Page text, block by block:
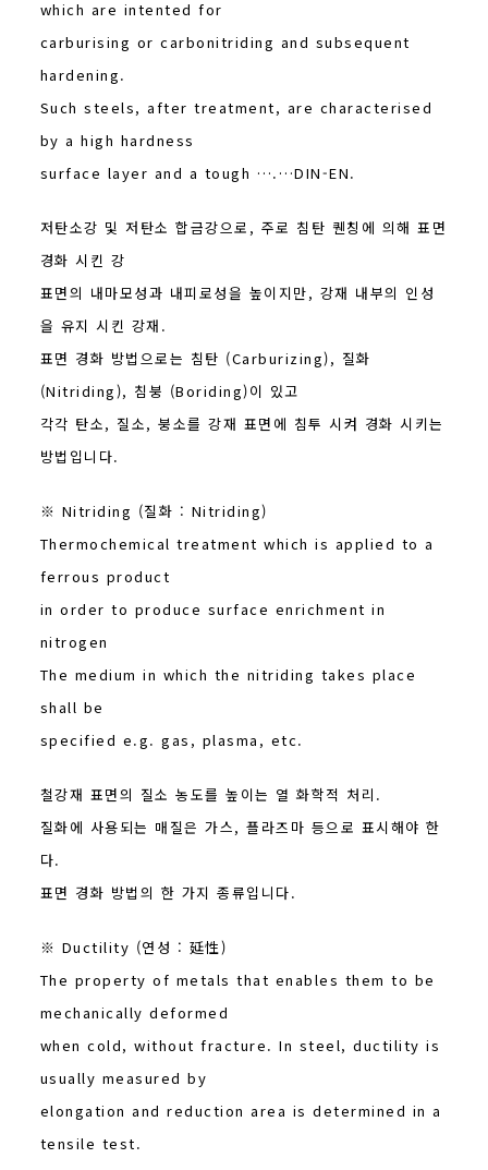
which are intented for
carburising or carbonitriding and subsequent
hardening.
Such steels, after treatment, are characterised
by a high hardness
surface layer and a tough ….…DIN-EN.
저탄소강 및 저탄소 합금강으로, 주로 침탄 퀜칭에 의해 표면
경화 시킨 강
표면의 내마모성과 내피로성을 높이지만, 강재 내부의 인성
을 유지 시킨 강재.
표면 경화 방법으로는 침탄 (Carburizing), 질화
(Nitriding), 침붕 (Boriding)이 있고
각각 탄소, 질소, 붕소를 강재 표면에 침투 시켜 경화 시키는
방법입니다.
※ Nitriding (질화 : Nitriding)
Thermochemical treatment which is applied to a
ferrous product
in order to produce surface enrichment in
nitrogen
The medium in which the nitriding takes place
shall be
specified e.g. gas, plasma, etc.
철강재 표면의 질소 농도를 높이는 열 화학적 처리.
질화에 사용되는 매질은 가스, 플라즈마 등으로 표시해야 한
다.
표면 경화 방법의 한 가지 종류입니다.
※ Ductility (연성 : 延性)
The property of metals that enables them to be
mechanically deformed
when cold, without fracture. In steel, ductility is
usually measured by
elongation and reduction area is determined in a
tensile test.